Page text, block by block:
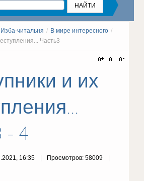
Изба-читальня / В мире интересного /
Часть3
и их
- 4
16:35 Просмотров: 58009